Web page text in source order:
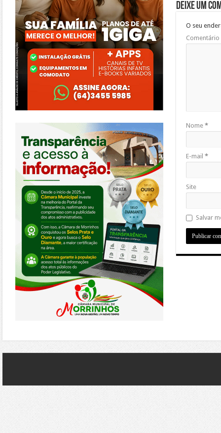
Deixe um
O seu
Comentário
Nome *
E-mail *
Site
Salvar
https://morrinhos.go.leg.br/